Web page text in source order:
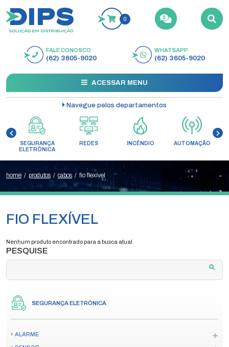
0
BUSCAR
FALE CONOSCO
(62) 3605-9020
WHATSAPP
(62) 3605-9020
ACESSAR MENU
Navegue pelos departamentos
SEGURANÇA
ELETRÔNICA
REDES INCÊNDIO AUTOMAÇÃO
home / produtos / cabos / fio flexível
PESQUISE
SEGURANÇA ELETRÔNICA
ALARME
FIO FLEXÍVEL
Nenhum produto encontrado para a busca atual.